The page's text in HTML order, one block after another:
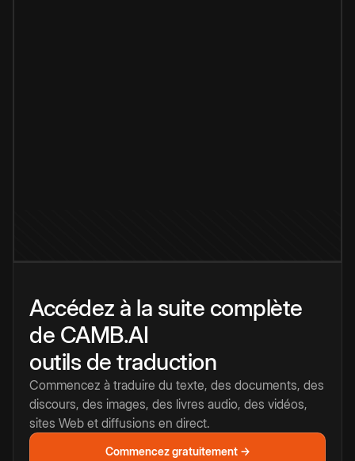
Accédez à la suite complète
de CAMB.AI
outils de traduction
Commencez à traduire du texte, des documents, des
discours, des images, des livres audio, des vidéos,
sites Web et diffusions en direct.
Commencez gratuitement →